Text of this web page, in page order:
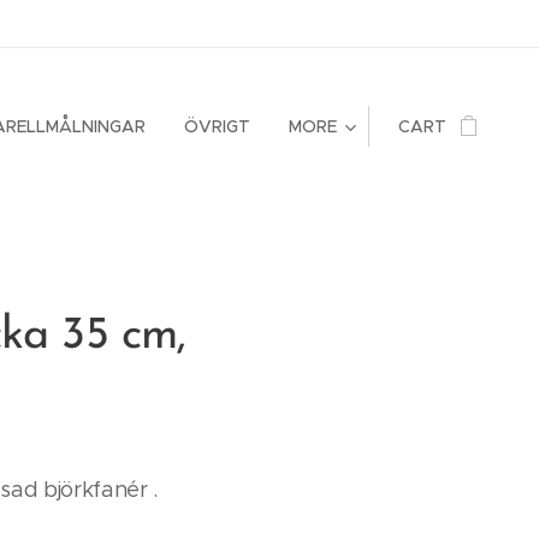
ÖVRIGT MORE CART
35 cm,
björkfanér .